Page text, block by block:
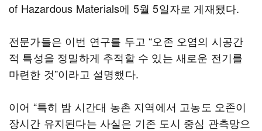
of Hazardous Materials에 5월 5일자로 게재됐다.
전문가들은 이번 연구를 두고 “오존 오염의 시공간
적 특성을 정밀하게 추적할 수 있는 새로운 전기를
마련한 것”이라고 설명했다.
이어 “특히 밤 시간대 농촌 지역에서 고농도 오존이
장시간 유지된다는 사실은 기존 도시 중심 관측망으